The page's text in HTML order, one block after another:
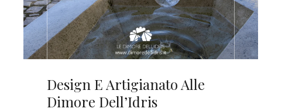
Design E Artigianato Alle
Dimore Dell’Idris